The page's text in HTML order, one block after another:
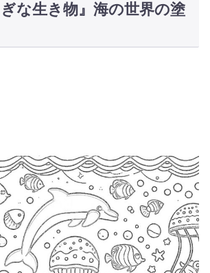
ぎな生き物』海の世界の塗